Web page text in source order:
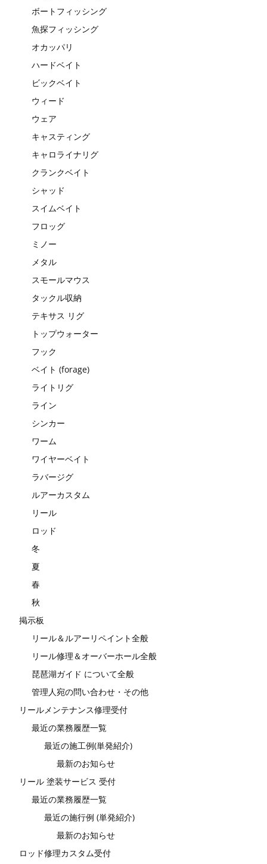
ボートフィッシング
魚探フィッシング
オカッパリ
ハードベイト
ビックベイト
ウィード
ウェア
キャスティング
キャロライナリグ
クランクベイト
シャッド
スイムベイト
フロッグ
ミノー
メタル
スモールマウス
タックル収納
テキサス リグ
トップウォーター
フック
ベイト (forage)
ライトリグ
ライン
シンカー
ワーム
ワイヤーベイト
ラバージグ
ルアーカスタム
リール
ロッド
冬
夏
春
秋
掲示板
リール＆ルアーリペイント全般
リール修理＆オーバーホール全般
琵琶湖ガイド について全般
管理人宛の問い合わせ・その他
リールメンテナンス修理受付
最近の業務履歴一覧
最近の施工例(単発紹介)
最新のお知らせ
リール 塗装サービス 受付
最近の業務履歴一覧
最近の施行例 (単発紹介)
最新のお知らせ
ロッド修理カスタム受付